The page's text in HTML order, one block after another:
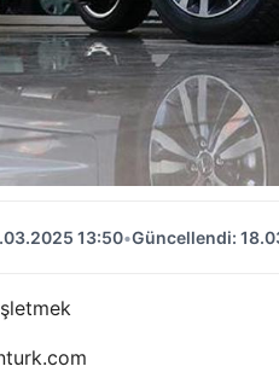
13:50•Güncellendi: